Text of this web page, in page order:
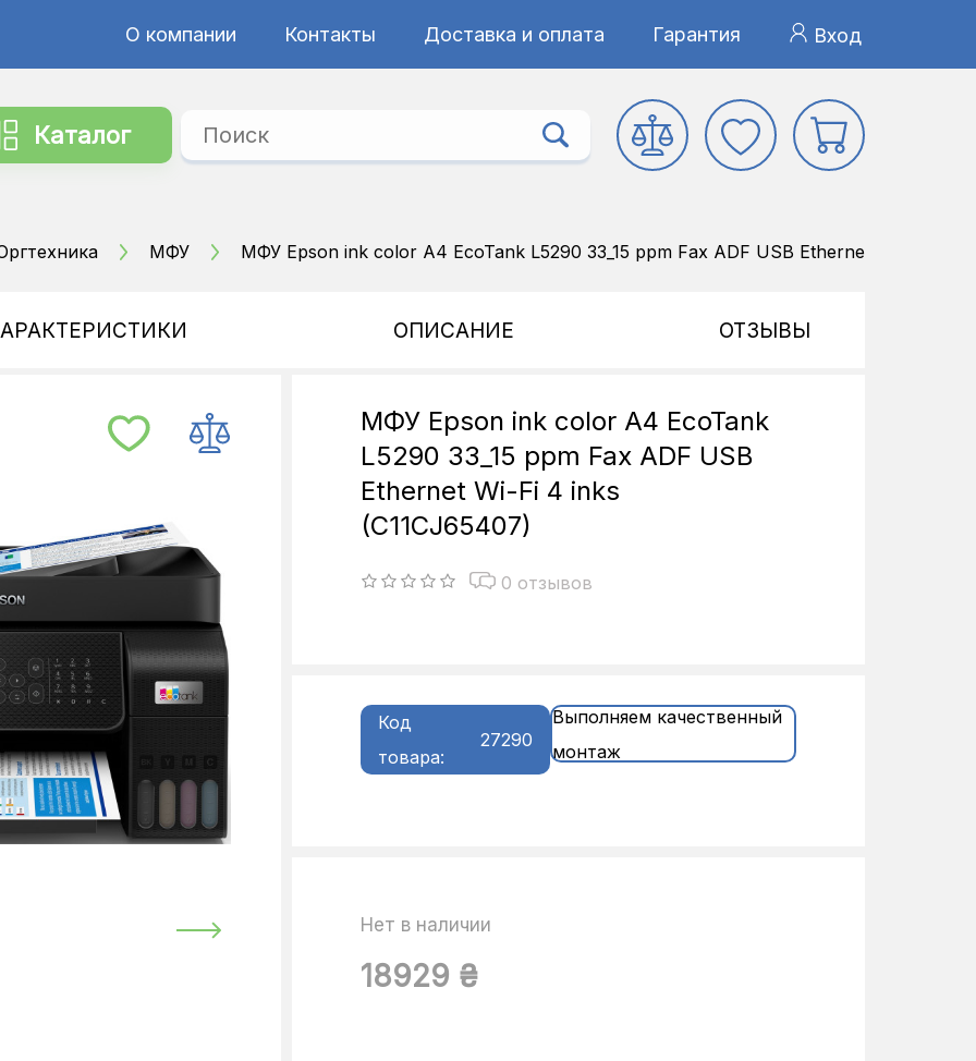
О компании Контакты Доставка и оплата Гарантия Вход
Каталог
МФУ МФУ Epson ink color A4 EcoTank L5290 33_15 ppm Fax ADF USB Ethernet Wi-Fi 4
ОПИСАНИЕ ОТЗЫВЫ
МФУ Epson ink color A4 EcoTank
L5290 33_15 ppm Fax ADF USB
Ethernet Wi-Fi 4 inks
(C11CJ65407)
0 отзывов
Код
товара:
27290
Выполняем качественный
монтаж
Нет в наличии
18929 ₴